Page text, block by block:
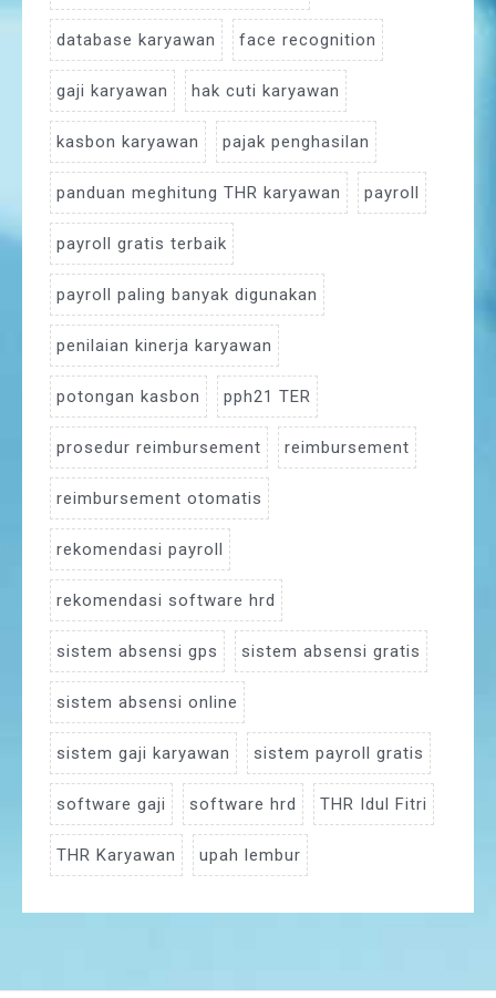
database karyawan face recognition
gaji karyawan hak cuti karyawan
kasbon karyawan pajak penghasilan
panduan meghitung THR karyawan payroll
payroll gratis terbaik
payroll paling banyak digunakan
penilaian kinerja karyawan
potongan kasbon pph21 TER
prosedur reimbursement reimbursement
reimbursement otomatis
rekomendasi payroll
rekomendasi software hrd
sistem absensi gps sistem absensi gratis
sistem absensi online
sistem gaji karyawan sistem payroll gratis
software gaji software hrd THR Idul Fitri
THR Karyawan upah lembur